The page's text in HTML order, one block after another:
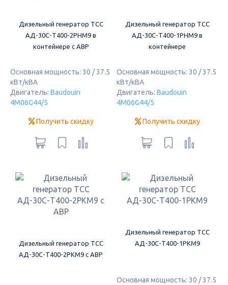
Дизельный генератор ТСС
АД-30С-Т400-2РНМ9 в
контейнере с АВР
Основная мощность: 30 / 37.5
кВт/кВА
Двигатель: Baudouin
4M06G44/5
Получить скидку
Дизельный генератор ТСС
АД-30С-Т400-1РНМ9 в
контейнере
Основная мощность: 30 / 37.5
кВт/кВА
Двигатель: Baudouin
4M06G44/5
Получить скидку
Дизельный генератор ТСС
АД-30С-Т400-2РКМ9 c АВР
Дизельный генератор ТСС
АД-30С-Т400-1РКМ9
Основная мощность: 30 / 37.5